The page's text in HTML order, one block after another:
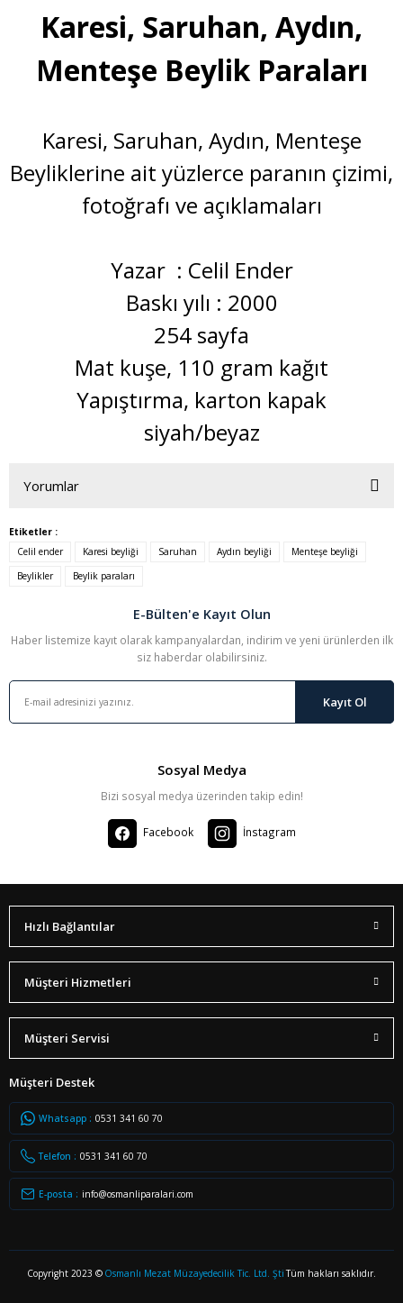
Karesi, Saruhan, Aydın,
Menteşe Beylik Paraları
Karesi, Saruhan, Aydın, Menteşe
Beyliklerine ait yüzlerce paranın çizimi,
fotoğrafı ve açıklamaları
Yazar : Celil Ender
Baskı yılı : 2000
254 sayfa
Mat kuşe, 110 gram kağıt
Yapıştırma, karton kapak
siyah/beyaz
Yorumlar
Bu ürüne ilk yorumu siz yapın!
Yorum Yaz
Etiketler :
Celil ender
Karesi beyliği Saruhan Aydın beyliği
Menteşe beyliği
Beylikler
Beylik paraları
E-Bülten'e Kayıt Olun
Haber listemize kayıt olarak kampanyalardan, indirim ve yeni ürünlerden ilk
siz haberdar olabilirsiniz.
Kayıt Ol
Sosyal Medya
Bizi sosyal medya üzerinden takip edin!
Facebook İnstagram
Hızlı Bağlantılar
Müşteri Hizmetleri
Müşteri Servisi
Müşteri Destek
Whatsapp : 0531 341 60 70
Telefon : 0531 341 60 70
E-posta : info@osmanliparalari.com
Copyright 2023 © Osmanlı Mezat Müzayedecilik Tic. Ltd. Şti Tüm hakları saklıdır.